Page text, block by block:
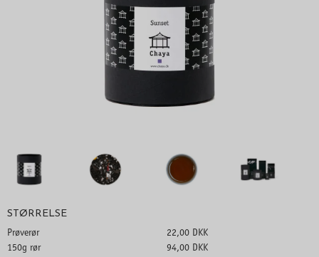
STØRRELSE
Prøverør
22,00 DKK
150g rør
94,00 DKK